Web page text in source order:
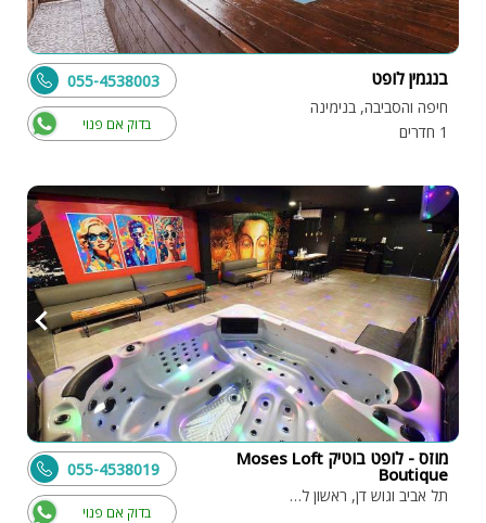
בנגמין לופט
חיפה והסביבה, בנימינה
1 חדרים
בדוק אם פנוי
055-4538003
מוזס - לופט בוטיק Moses Loft
Boutique
תל אביב וגוש דן, ראשון לציון
בדוק אם פנוי
055-4538019